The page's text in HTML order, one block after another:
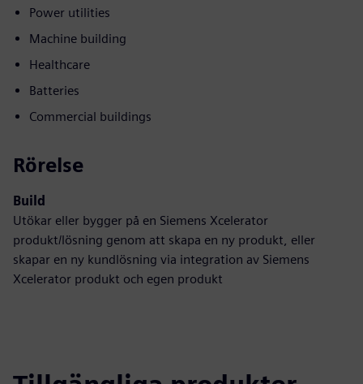
Power utilities
Machine building
Healthcare
Batteries
Commercial buildings
Rörelse
Build
Utökar eller bygger på en Siemens Xcelerator
produkt/lösning genom att skapa en ny produkt, eller
skapar en ny kundlösning via integration av Siemens
Xcelerator produkt och egen produkt